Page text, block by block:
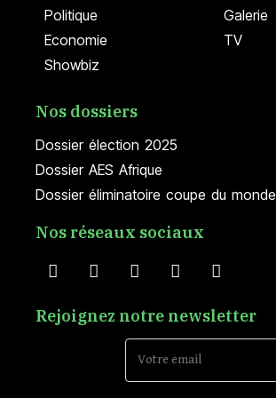
Politique
Economie
Showbiz
Galerie
TV
Dossier élection 2025
Dossier AES Afrique
Dossier éliminatoire coupe du monde
Nos dossiers
Nos réseaux sociaux
Rejoignez notre newsletter